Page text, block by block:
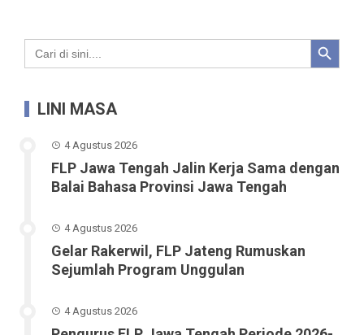
Search
for:
Search Button
LINI MASA
4 Agustus 2026
FLP Jawa Tengah Jalin Kerja Sama dengan
Balai Bahasa Provinsi Jawa Tengah
4 Agustus 2026
Gelar Rakerwil, FLP Jateng Rumuskan
Sejumlah Program Unggulan
4 Agustus 2026